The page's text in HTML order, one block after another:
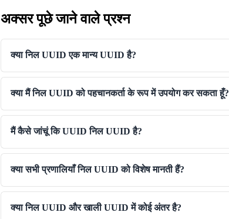
अक्सर पूछे जाने वाले प्रश्न
क्या निल UUID एक मान्य UUID है?
क्या मैं निल UUID को पहचानकर्ता के रूप में उपयोग कर सकता हूँ?
मैं कैसे जांचूं कि UUID निल UUID है?
क्या सभी प्रणालियाँ निल UUID को विशेष मानती हैं?
क्या निल UUID और खाली UUID में कोई अंतर है?